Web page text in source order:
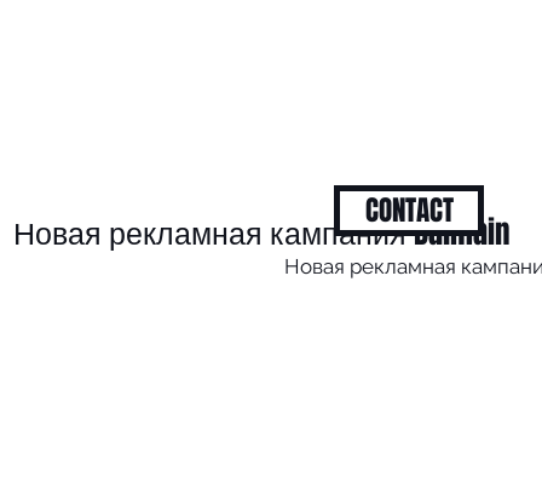
Новая рекламная кампания Balmain
Новая рекламная
CONTACT